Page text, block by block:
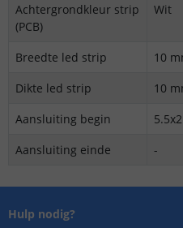
Achtergrondkleur strip
(PCB)
Wit
Breedte led strip
10
Dikte led strip
10
Aansluiting begin
Aansluiting einde
-
Hulp nodig?